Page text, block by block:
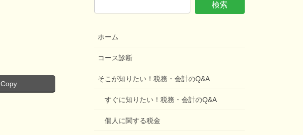
Copy
ホーム
コース診断
そこが知りたい！税務・会計のQ&A
すぐに知りたい！税務・会計のQ&A
個人に関する税金